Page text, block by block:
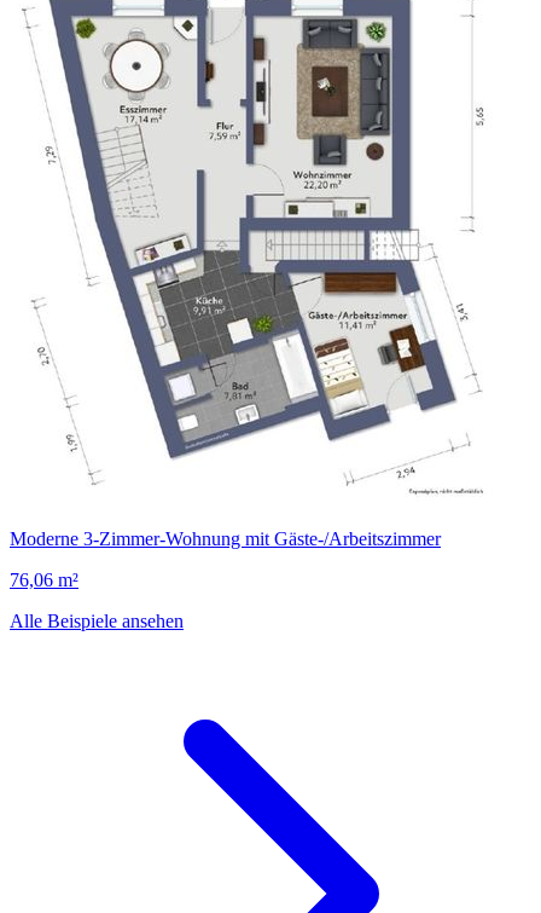
Moderne 3-Zimmer-Wohnung mit Gäste-/Arbeitszimmer
76,06 m²
Alle Beispiele ansehen